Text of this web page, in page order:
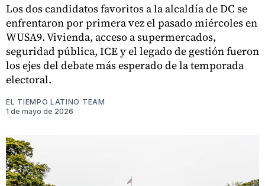
Los dos candidatos favoritos a la alcaldía de DC se
enfrentaron por primera vez el pasado miércoles en
WUSA9. Vivienda, acceso a supermercados,
seguridad pública, ICE y el legado de gestión fueron
los ejes del debate más esperado de la temporada
electoral.
EL TIEMPO LATINO TEAM
1 de mayo de 2026